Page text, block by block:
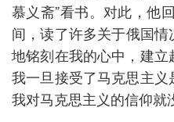
慕义斋”看书。对此，他
间，读了许多关于俄国
地铭刻在我的心中，建立
我一旦接受了马克思主义
我对马克思主义的信仰就